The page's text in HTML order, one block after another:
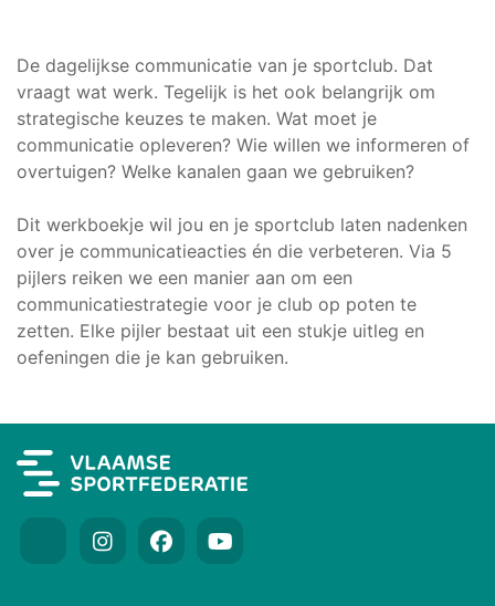
De dagelijkse communicatie van je sportclub. Dat
vraagt wat werk. Tegelijk is het ook belangrijk om
strategische keuzes te maken. Wat moet je
communicatie opleveren? Wie willen we informeren of
overtuigen? Welke kanalen gaan we gebruiken?
Dit werkboekje wil jou en je sportclub laten nadenken
over je communicatieacties én die verbeteren. Via 5
pijlers reiken we een manier aan om een
communicatiestrategie voor je club op poten te
zetten. Elke pijler bestaat uit een stukje uitleg en
oefeningen die je kan gebruiken.